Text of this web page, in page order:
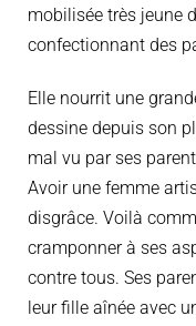
mobilisée très jeune
confectionnant des
Elle nourrit une
dessine depuis son
mal vu par ses
Avoir une femme
disgrâce. Voilà
cramponner à ses
contre tous. Ses
leur fille aînée avec